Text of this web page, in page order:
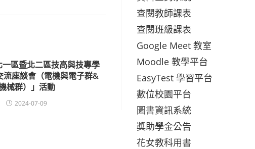
一區暨北二區技高與技專學
流座談會（電機與電子群&
械群）」活動
2024-07-09
查閱教師課表
查閱班級課表
Google Meet 教室
Moodle 教學平台
EasyTest 學習平台
數位校園平台
圖書資訊系統
獎助學金公告
花女教科用書